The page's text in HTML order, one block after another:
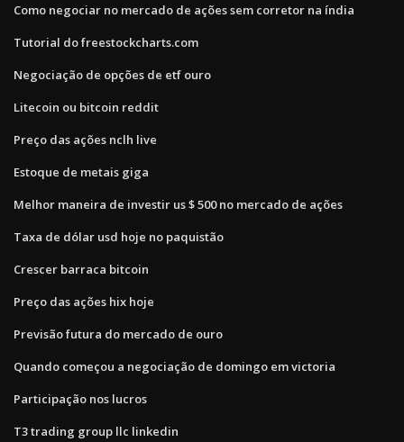
Como negociar no mercado de ações sem corretor na índia
Tutorial do freestockcharts.com
Negociação de opções de etf ouro
Litecoin ou bitcoin reddit
Preço das ações nclh live
Estoque de metais giga
Melhor maneira de investir us $ 500 no mercado de ações
Taxa de dólar usd hoje no paquistão
Crescer barraca bitcoin
Preço das ações hix hoje
Previsão futura do mercado de ouro
Quando começou a negociação de domingo em victoria
Participação nos lucros
T3 trading group llc linkedin